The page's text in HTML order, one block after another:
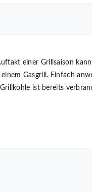
einer Grillsaison
Gasgrill. Einfach
ist bereits